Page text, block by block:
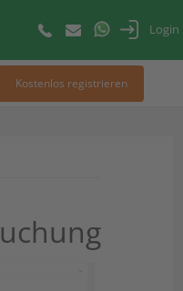
Login
Kostenlos registrieren